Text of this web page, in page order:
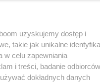
uzyskujemy dostęp i
takie jak unikalne
w celu zapewniania
i treści, badanie
dokładnych danych